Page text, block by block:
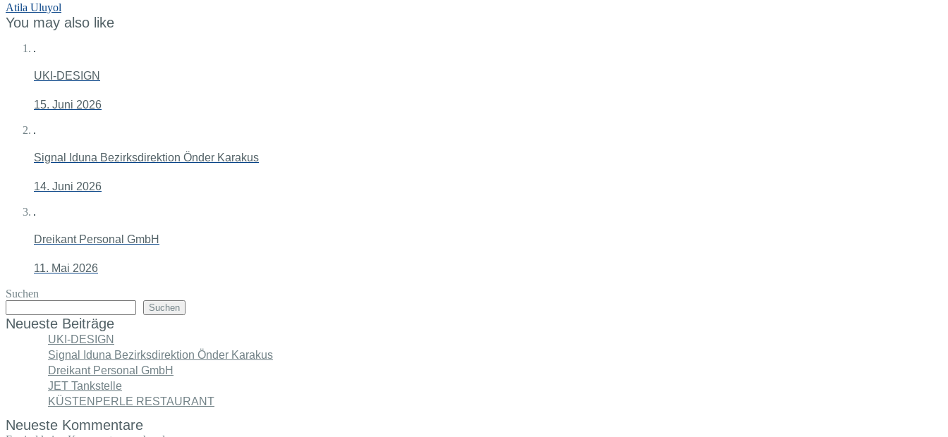
Atila Uluyol
You may also like
UKI-DESIGN
15. Juni 2026
Signal Iduna Bezirksdirektion Önder Karakus
14. Juni 2026
Dreikant Personal GmbH
11. Mai 2026
Suchen
Suchen
Neueste Beiträge
UKI-DESIGN
Signal Iduna Bezirksdirektion Önder Karakus
Dreikant Personal GmbH
JET Tankstelle
KÜSTENPERLE RESTAURANT
Neueste Kommentare